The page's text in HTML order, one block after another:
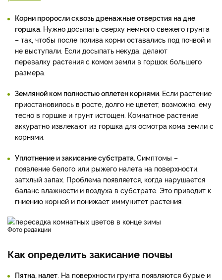
Корни проросли сквозь дренажные отверстия на дне
горшка. Нужно досыпать сверху немного свежего грунта
– так, чтобы после полива корни оставались под почвой и
не выступали. Если досыпать некуда, делают
перевалку растения с комом земли в горшок большего
размера.
Земляной ком полностью оплетен корнями. Если растение
приостановилось в росте, долго не цветет, возможно, ему
тесно в горшке и грунт истощен. Комнатное растение
аккуратно извлекают из горшка для осмотра кома земли с
корнями.
Уплотнение и закисание субстрата. Симптомы –
появление белого или рыжего налета на поверхности,
затхлый запах. Проблема появляется, когда нарушается
баланс влажности и воздуха в субстрате. Это приводит к
гниению корней и понижает иммунитет растения.
фото редакции
Как определить закисание почвы
Пятна, налет. На поверхности грунта появляются бурые и